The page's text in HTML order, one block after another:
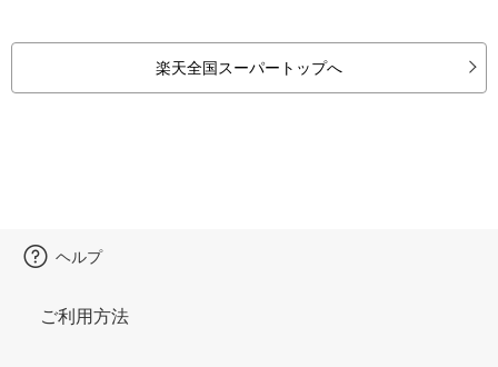
楽天全国スーパートップへ
ヘルプ
ご利用方法